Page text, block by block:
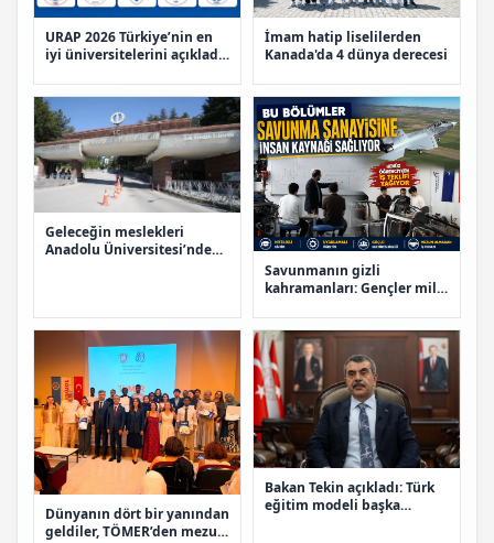
URAP 2026 Türkiye’nin en
iyi üniversitelerini açıkladı:
İmam hatip liselilerden
Kanada'da 4 dünya derecesi
Geleceğin meslekleri
Anadolu Üniversitesi’nde
Savunmanın gizli
kahramanları: Gençler milli
Dünyanın dört bir yanından
geldiler, TÖMER’den mezun
Bakan Tekin açıkladı: Türk
eğitim modeli başka